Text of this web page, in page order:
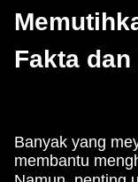
Fakta
Banyak yang
membantu